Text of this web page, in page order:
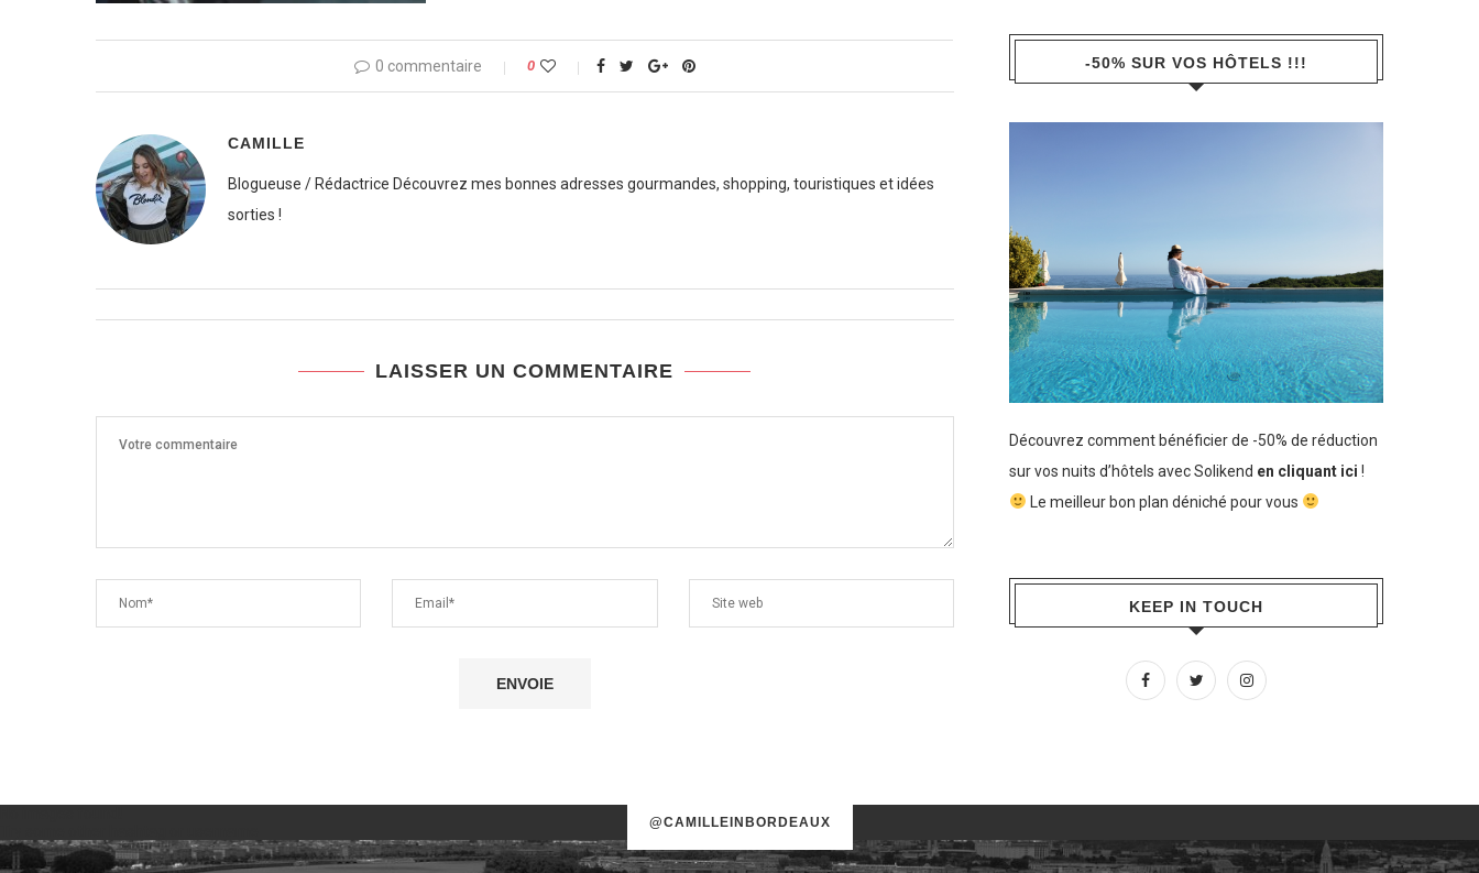
0 commentaire 0
CAMILLE
Blogueuse / Rédactrice Découvrez mes bonnes adresses gourmandes, shopping, touristiques et idées
sorties !
LAISSER UN COMMENTAIRE
-50% SUR VOS HÔTELS !!!
Découvrez comment bénéficier de -50% de réduction
sur vos nuits d’hôtels avec Solikend en cliquant ici !
Le meilleur bon plan déniché pour vous
KEEP IN TOUCH
@CAMILLEINBORDEAUX